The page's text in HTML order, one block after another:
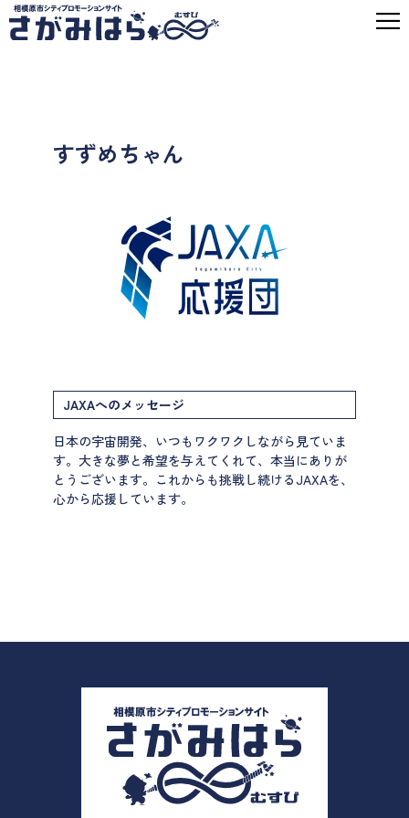
すずめちゃん
JAXAへのメッセージ
日本の宇宙開発、いつもワクワクしながら見ていま
す。大きな夢と希望を与えてくれて、本当にありが
とうございます。これからも挑戦し続けるJAXAを、
心から応援しています。